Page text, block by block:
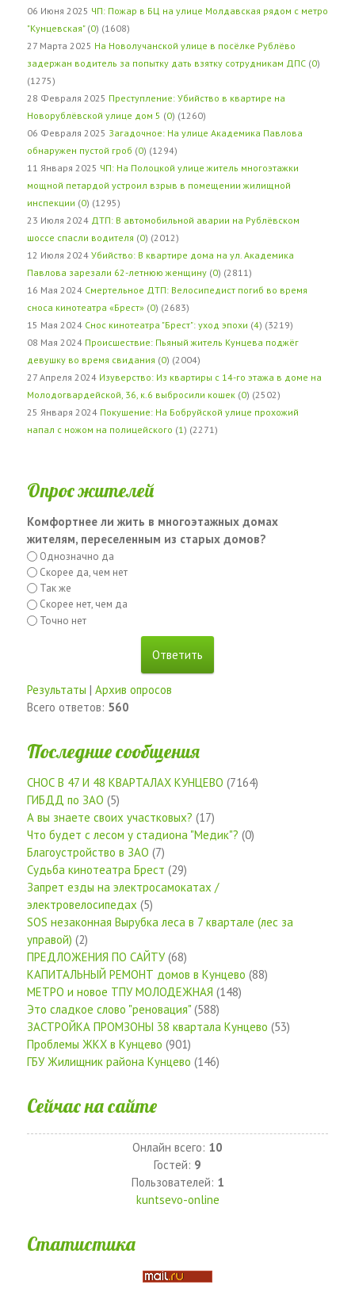
06 Июня 2025 ЧП: Пожар в БЦ на улице Молдавская рядом с метро
"Кунцевская" (0) (1608)
27 Марта 2025 На Новолучанской улице в посёлке Рублёво
задержан водитель за попытку дать взятку сотрудникам ДПС (0)
(1275)
28 Февраля 2025 Преступление: Убийство в квартире на
Новорублёвской улице дом 5 (0) (1260)
06 Февраля 2025 Загадочное: На улице Академика Павлова
обнаружен пустой гроб (0) (1294)
11 Января 2025 ЧП: На Полоцкой улице житель многоэтажки
мощной петардой устроил взрыв в помещении жилищной
инспекции (0) (1295)
23 Июля 2024 ДТП: В автомобильной аварии на Рублёвском
шоссе спасли водителя (0) (2012)
12 Июля 2024 Убийство: В квартире дома на ул. Академика
Павлова зарезали 62-летнюю женщину (0) (2811)
16 Мая 2024 Смертельное ДТП: Велосипедист погиб во время
сноса кинотеатра «Брест» (0) (2683)
15 Мая 2024 Снос кинотеатра "Брест": уход эпохи (4) (3219)
08 Мая 2024 Происшествие: Пьяный житель Кунцева поджёг
девушку во время свидания (0) (2004)
27 Апреля 2024 Изуверство: Из квартиры с 14-го этажа в доме на
Молодогвардейской, 36, к.6 выбросили кошек (0) (2502)
25 Января 2024 Покушение: На Бобруйской улице прохожий
напал с ножом на полицейского (1 ) (2271)
Опрос жителей
Комфортнее ли жить в многоэтажных домах
жителям, переселенным из старых домов?
Однозначно да
Скорее да, чем нет
Так же
Скорее нет, чем да
Точно нет
Результаты | Архив опросов
Всего ответов: 560
Последние сообщения
СНОС В 47 И 48 КВАРТАЛАХ КУНЦЕВО (7164)
ГИБДД по ЗАО (5)
А вы знаете своих участковых? (17)
Что будет с лесом у стадиона "Медик"? (0)
Благоустройство в ЗАО (7)
Судьба кинотеатра Брест (29)
Запрет езды на электросамокатах /
электровелосипедах (5)
SOS незаконная Вырубка леса в 7 квартале (лес за
управой) (2)
ПРЕДЛОЖЕНИЯ ПО САЙТУ(68)
КАПИТАЛЬНЫЙ РЕМОНТ домов в Кунцево (88)
МЕТРО и новое ТПУ МОЛОДЕЖНАЯ (148)
Это сладкое слово "реновация" (588)
ЗАСТРОЙКА ПРОМЗОНЫ 38 квартала Кунцево (53)
Проблемы ЖКХ в Кунцево (901)
ГБУ Жилищник района Кунцево (146)
Сейчас на сайте
Онлайн всего: 10
Гостей: 9
Пользователей: 1
kuntsevo-online
Статистика